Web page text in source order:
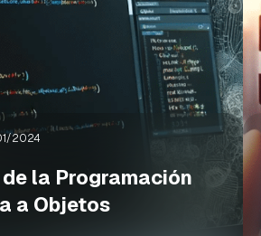
2024
la Programación
a Objetos